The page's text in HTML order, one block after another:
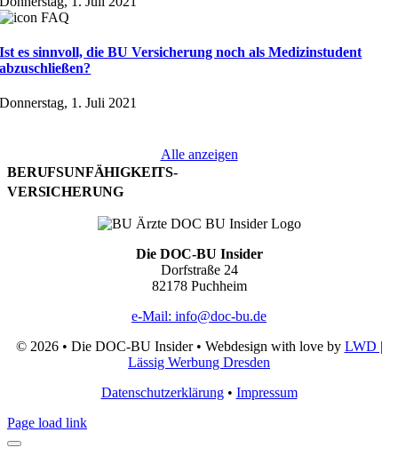
Ist es sinnvoll, die BU Versicherung noch als Medizinstudent
abzuschließen?
Donnerstag, 1. Juli 2021
Alle anzeigen
BERUFSUNFÄHIGKEITS-
VERSICHERUNG
Die DOC-BU Insider
Dorfstraße 24
82178 Puchheim
e-Mail: info@doc-bu.de
© 2026 • Die DOC-BU Insider • Webdesign with love by LWD |
Lässig Werbung Dresden
Datenschutzerklärung• Impressum
Page load link